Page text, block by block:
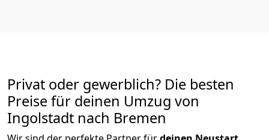
Privat oder gewerblich? Die besten
Preise für deinen Umzug von
Ingolstadt nach Bremen